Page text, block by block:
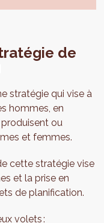
de
stratégie qui vise à
hommes, en
ou
et femmes.
cette stratégie vise
et la prise en
de planification.
volets :